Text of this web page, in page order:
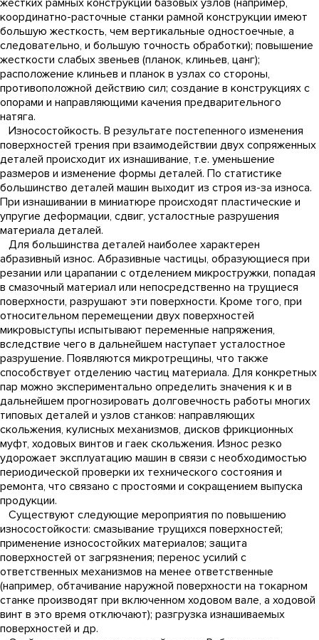
жестких рамных конструкций базовых узлов (например,
координатно-расточные станки рамной конструкции имеют
большую жесткость, чем вертикальные одностоечные, а
следовательно, и большую точность обработки); повышение
жесткости слабых звеньев (планок, клиньев, цанг);
расположение клиньев и планок в узлах со стороны,
противоположной действию сил; создание в конструкциях с
опорами и направляющими качения предварительного
натяга.
Износостойкость. В результате постепенного изменения
поверхностей трения при взаимодействии двух сопряженных
деталей происходит их изнашивание, т.е. уменьшение
размеров и изменение формы деталей. По статистике
большинство деталей машин выходит из строя из-за износа.
При изнашивании в миниатюре происходят пластические и
упругие деформации, сдвиг, усталостные разрушения
материала деталей.
Для большинства деталей наиболее характерен
абразивный износ. Абразивные частицы, образующиеся при
резании или царапании с отделением микростружки, попадая
в смазочный материал или непосредственно на трущиеся
поверхности, разрушают эти поверхности. Кроме того, при
относительном перемещении двух поверхностей
микровыступы испытывают переменные напряжения,
вследствие чего в дальнейшем наступает усталостное
разрушение. Появляются микротрещины, что также
способствует отделению частиц материала. Для конкретных
пар можно экспериментально определить значения к и в
дальнейшем прогнозировать долговечность работы многих
типовых деталей и узлов станков: направляющих
скольжения, кулисных механизмов, дисков фрикционных
муфт, ходовых винтов и гаек скольжения. Износ резко
удорожает эксплуатацию машин в связи с необходимостью
периодической проверки их технического состояния и
ремонта, что связано с простоями и сокращением выпуска
продукции.
Существуют следующие мероприятия по повышению
износостойкости: смазывание трущихся поверхностей;
применение износостойких материалов; защита
поверхностей от загрязнения; перенос усилий с
ответственных механизмов на менее ответственные
(например, обтачивание наружной поверхности на токарном
станке производят при включенном ходовом вале, а ходовой
винт в это время отключают); разгрузка изнашиваемых
поверхностей и др.